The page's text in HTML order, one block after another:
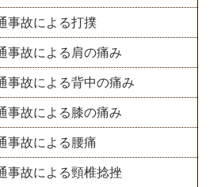
事故による打撲
事故による肩の痛み
事故による背中の痛み
事故による膝の痛み
事故による腰痛
事故による頸椎捻挫